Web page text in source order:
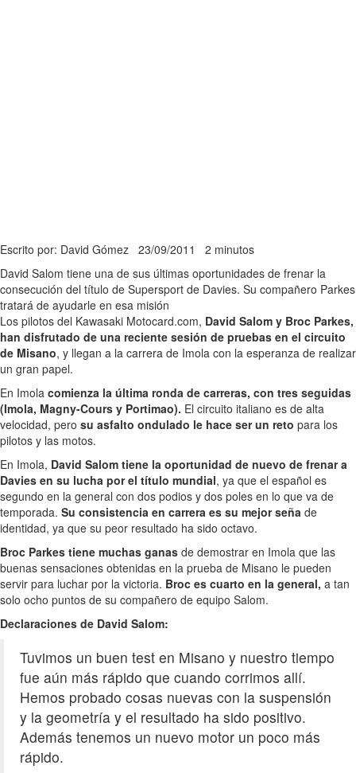
Escrito por: David Gómez 23/09/2011 2 minutos
David Salom tiene una de sus últimas oportunidades de frenar la
consecución del título de Supersport de Davies. Su compañero Parkes
tratará de ayudarle en esa misión
Los pilotos del Kawasaki Motocard.com, David Salom y Broc Parkes,
han disfrutado de una reciente sesión de pruebas en el circuito
de Misano, y llegan a la carrera de Imola con la esperanza de realizar
un gran papel.
En Imola comienza la última ronda de carreras, con tres seguidas
(Imola, Magny-Cours y Portimao). El circuito italiano es de alta
velocidad, pero su asfalto ondulado le hace ser un reto para los
pilotos y las motos.
En Imola, David Salom tiene la oportunidad de nuevo de frenar a
Davies en su lucha por el título mundial, ya que el español es
segundo en la general con dos podios y dos poles en lo que va de
temporada. Su consistencia en carrera es su mejor seña de
identidad, ya que su peor resultado ha sido octavo.
Broc Parkes tiene muchas ganas de demostrar en Imola que las
buenas sensaciones obtenidas en la prueba de Misano le pueden
servir para luchar por la victoria. Broc es cuarto en la general, a tan
solo ocho puntos de su compañero de equipo Salom.
Declaraciones de David Salom:
Tuvimos un buen test en Misano y nuestro tiempo
fue aún más rápido que cuando corrimos allí.
Hemos probado cosas nuevas con la suspensión
y la geometría y el resultado ha sido positivo.
Además tenemos un nuevo motor un poco más
rápido.